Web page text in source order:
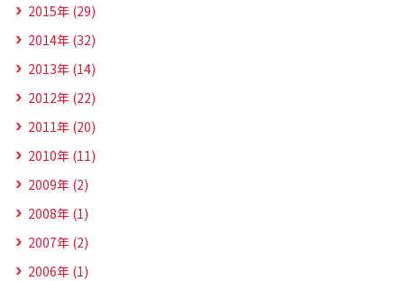
2015年 (29)
2014年 (32)
2013年 (14)
2012年 (22)
2011年 (20)
2010年 (11)
2009年 (2)
2008年 (1)
2007年 (2)
2006年 (1)